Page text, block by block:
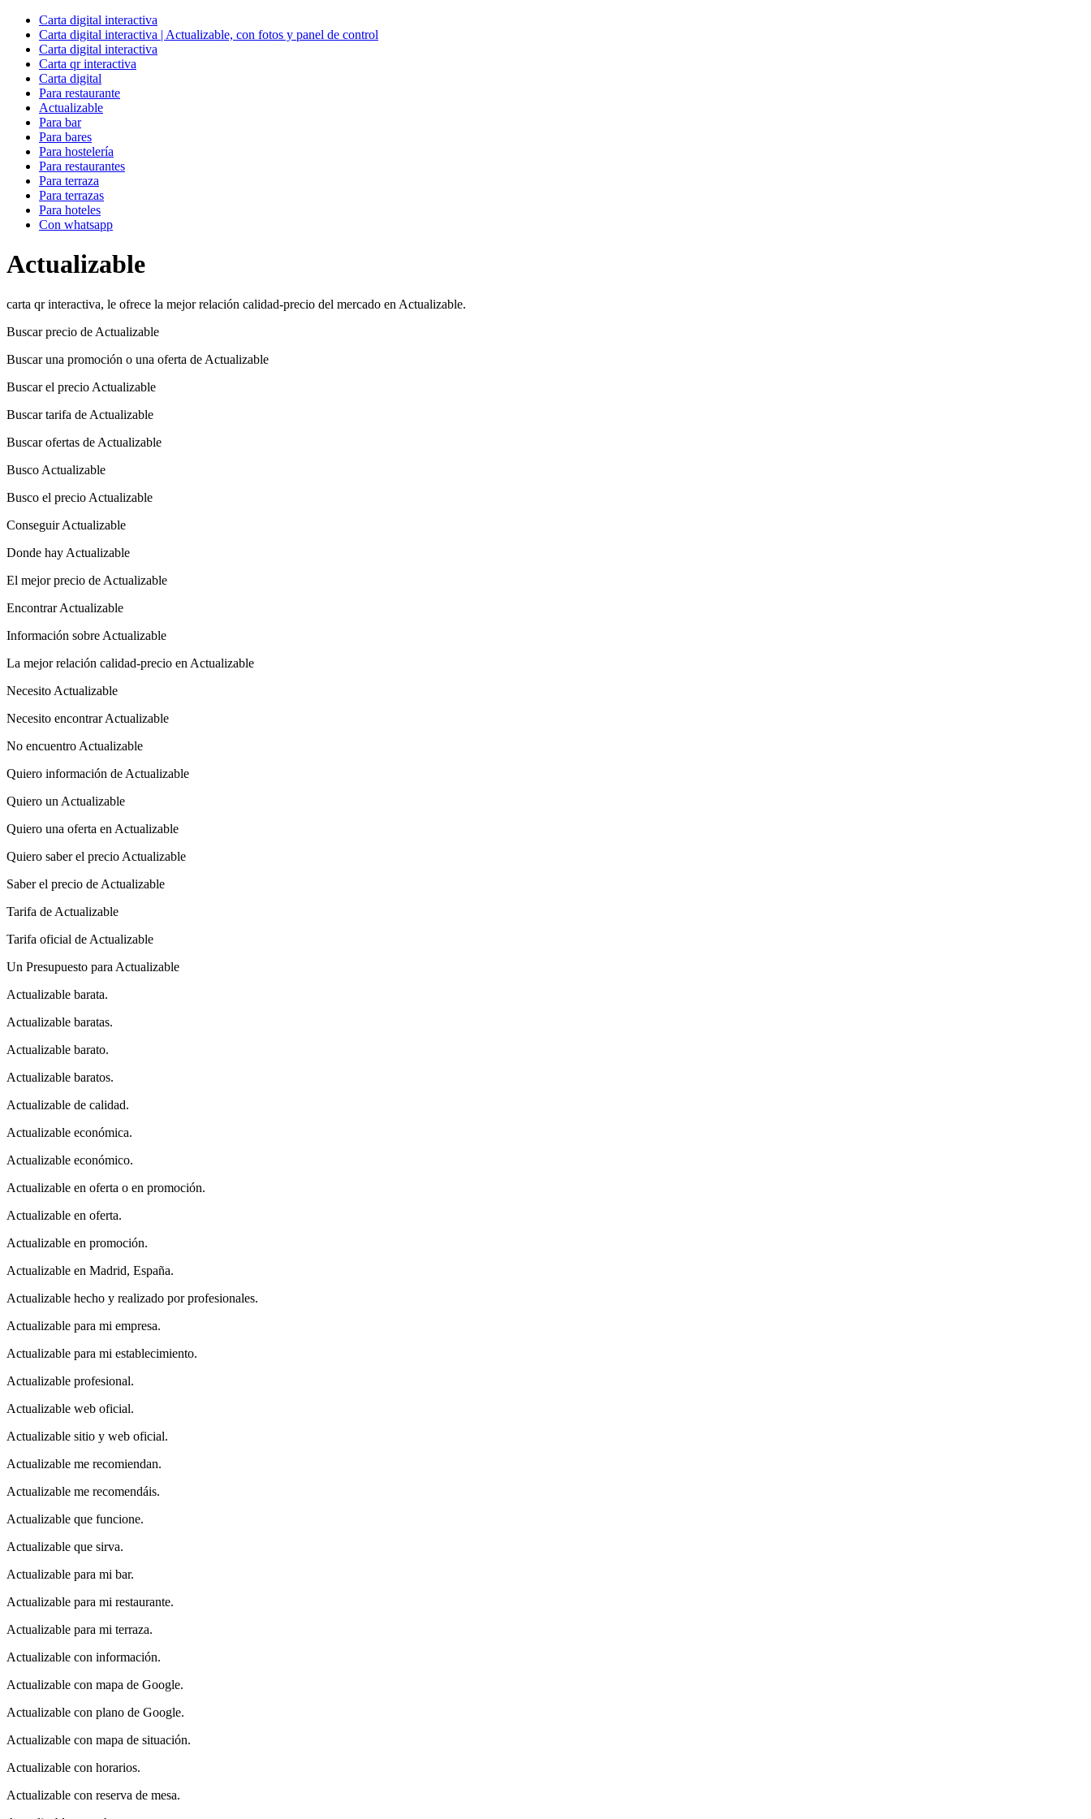
Carta digital interactiva
Carta digital interactiva | Actualizable, con fotos y panel de control
Carta digital interactiva
Carta qr interactiva
Carta digital
Para restaurante
Actualizable
Para bar
Para bares
Para hostelería
Para restaurantes
Para terraza
Para terrazas
Para hoteles
Con whatsapp
Actualizable
carta qr interactiva, le ofrece la mejor relación calidad-precio del mercado en Actualizable.
Buscar precio de Actualizable
Buscar una promoción o una oferta de Actualizable
Buscar el precio Actualizable
Buscar tarifa de Actualizable
Buscar ofertas de Actualizable
Busco Actualizable
Busco el precio Actualizable
Conseguir Actualizable
Donde hay Actualizable
El mejor precio de Actualizable
Encontrar Actualizable
Información sobre Actualizable
La mejor relación calidad-precio en Actualizable
Necesito Actualizable
Necesito encontrar Actualizable
No encuentro Actualizable
Quiero información de Actualizable
Quiero un Actualizable
Quiero una oferta en Actualizable
Quiero saber el precio Actualizable
Saber el precio de Actualizable
Tarifa de Actualizable
Tarifa oficial de Actualizable
Un Presupuesto para Actualizable
Actualizable barata.
Actualizable baratas.
Actualizable barato.
Actualizable baratos.
Actualizable de calidad.
Actualizable económica.
Actualizable económico.
Actualizable en oferta o en promoción.
Actualizable en oferta.
Actualizable en promoción.
Actualizable en Madrid, España.
Actualizable hecho y realizado por profesionales.
Actualizable para mi empresa.
Actualizable para mi establecimiento.
Actualizable profesional.
Actualizable web oficial.
Actualizable sitio y web oficial.
Actualizable me recomiendan.
Actualizable me recomendáis.
Actualizable que funcione.
Actualizable que sirva.
Actualizable para mi bar.
Actualizable para mi restaurante.
Actualizable para mi terraza.
Actualizable con información.
Actualizable con mapa de Google.
Actualizable con plano de Google.
Actualizable con mapa de situación.
Actualizable con horarios.
Actualizable con reserva de mesa.